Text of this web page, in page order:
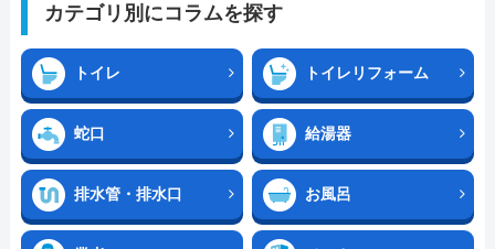
カテゴリ別にコラムを探す
トイレ トイレリフォーム
蛇口 給湯器
排水管・排水口 お風呂